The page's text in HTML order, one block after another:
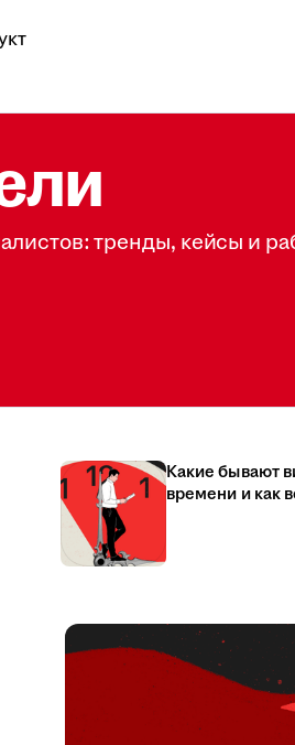
тренды, кейсы и
Какие бывают
времени и как